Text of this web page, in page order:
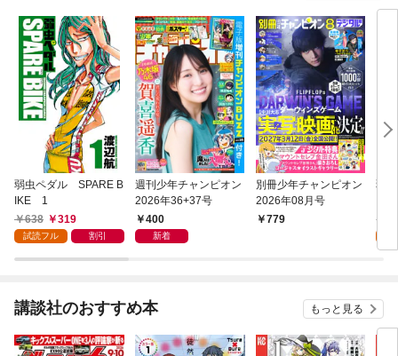
弱虫ペダル SPARE B
IKE 1
638
319
試読フル 割引
週刊少年チャンピオン
2026年36+37号
400
新着
別冊少年チャンピオン
2026年08月号
779
弱
講談社のおすすめ本 もっと見る